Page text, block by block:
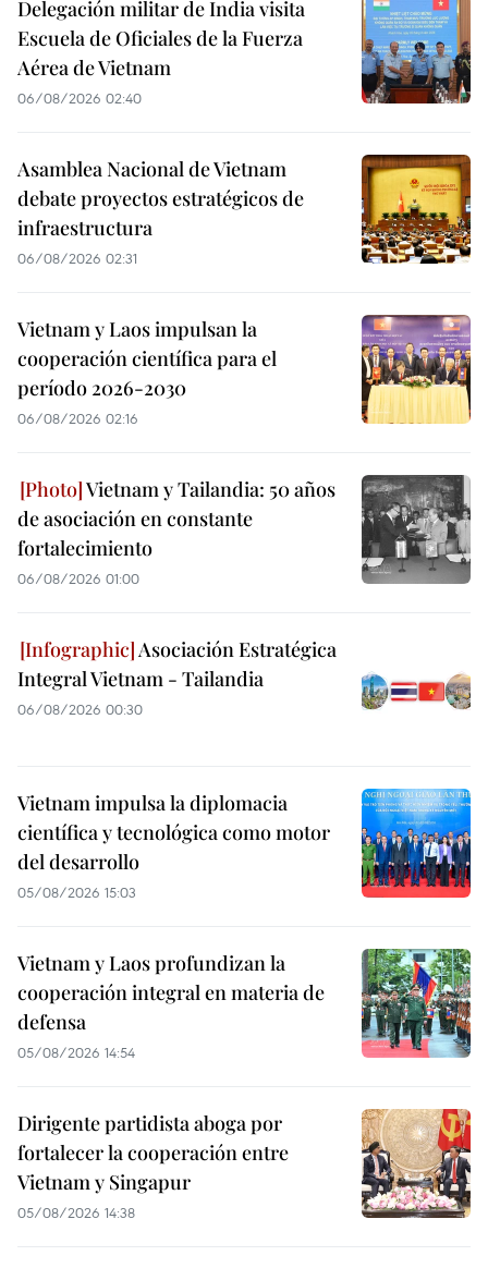
Delegación militar de India visita
Escuela de Oficiales de la Fuerza
Aérea de Vietnam
06/08/2026 02:40
Asamblea Nacional de Vietnam
debate proyectos estratégicos de
infraestructura
06/08/2026 02:31
Vietnam y Laos impulsan la
cooperación científica para el
período 2026-2030
06/08/2026 02:16
Vietnam y Tailandia: 50 años
de asociación en constante
fortalecimiento
06/08/2026 01:00
Asociación Estratégica
Integral Vietnam - Tailandia
06/08/2026 00:30
Vietnam impulsa la diplomacia
científica y tecnológica como motor
del desarrollo
05/08/2026 15:03
Vietnam y Laos profundizan la
cooperación integral en materia de
defensa
05/08/2026 14:54
Dirigente partidista aboga por
fortalecer la cooperación entre
Vietnam y Singapur
05/08/2026 14:38